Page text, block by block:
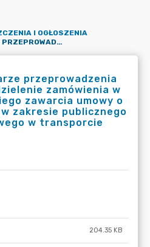
I OGŁOSZENIA
OGŁOSZENIE O ZAMIARZE PRZEPROWADZENIA POSTĘPOWANIA O UDZIELENIE ZAMÓWIENIA W TRYBIE BEZPOŚREDNIEGO ZAWARCIA UMOWY O ŚWIADCZENIE USŁUG W ZAKRESIE PUBLICZNEGO TRANSPORTU ZBIOROWEGO W TRANSPORCIE AUTOBUSOWYM
przeprowadzenia
zamówienia w
zawarcia umowy o
zakresie publicznego
w transporcie
204.35 KB